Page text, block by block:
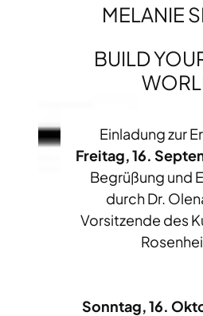
MELANIE
BUILD
Einladung zur
Freitag, 16.
Begrüßung und
durch Dr.
Vorsitzende des
Sonntag, 16.